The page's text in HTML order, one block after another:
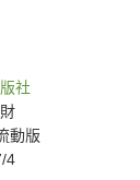
社
動版
4